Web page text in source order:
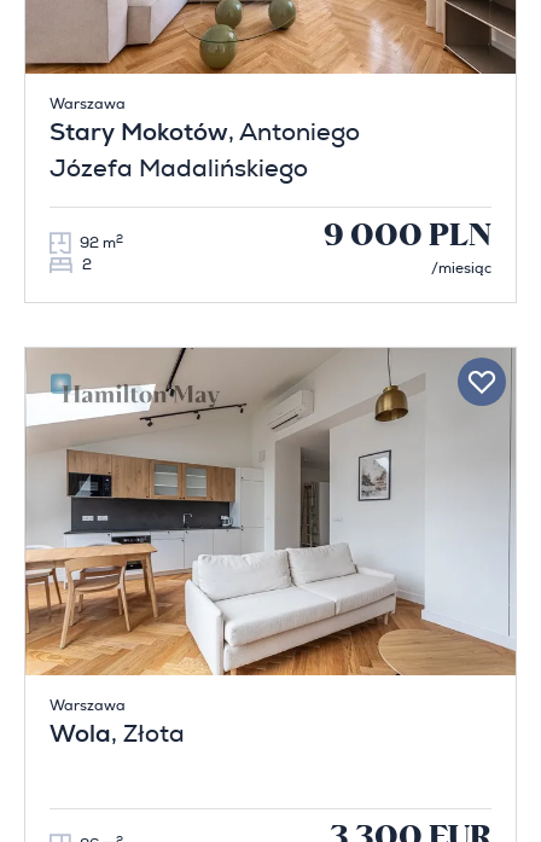
Warszawa
Stary Mokotów, Antoniego
Józefa Madalińskiego
92 m2
2
9 000 PLN
/miesiąc
Warszawa
Wola, Złota